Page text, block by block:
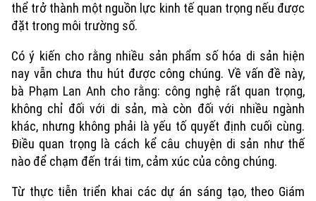
Chuyên mục
thể trở thành một nguồn lực kinh tế quan trọng nếu được
đặt trong môi trường số.
Có ý kiến cho rằng nhiều sản phẩm số hóa di sản hiện
nay vẫn chưa thu hút được công chúng. Về vấn đề này,
bà Phạm Lan Anh cho rằng: công nghệ rất quan trọng,
không chỉ đối với di sản, mà còn đối với nhiều ngành
khác, nhưng không phải là yếu tố quyết định cuối cùng.
Điều quan trọng là cách kể câu chuyện di sản như thế
nào để chạm đến trái tim, cảm xúc của công chúng.
Từ thực tiễn triển khai các dự án sáng tạo, theo Giám